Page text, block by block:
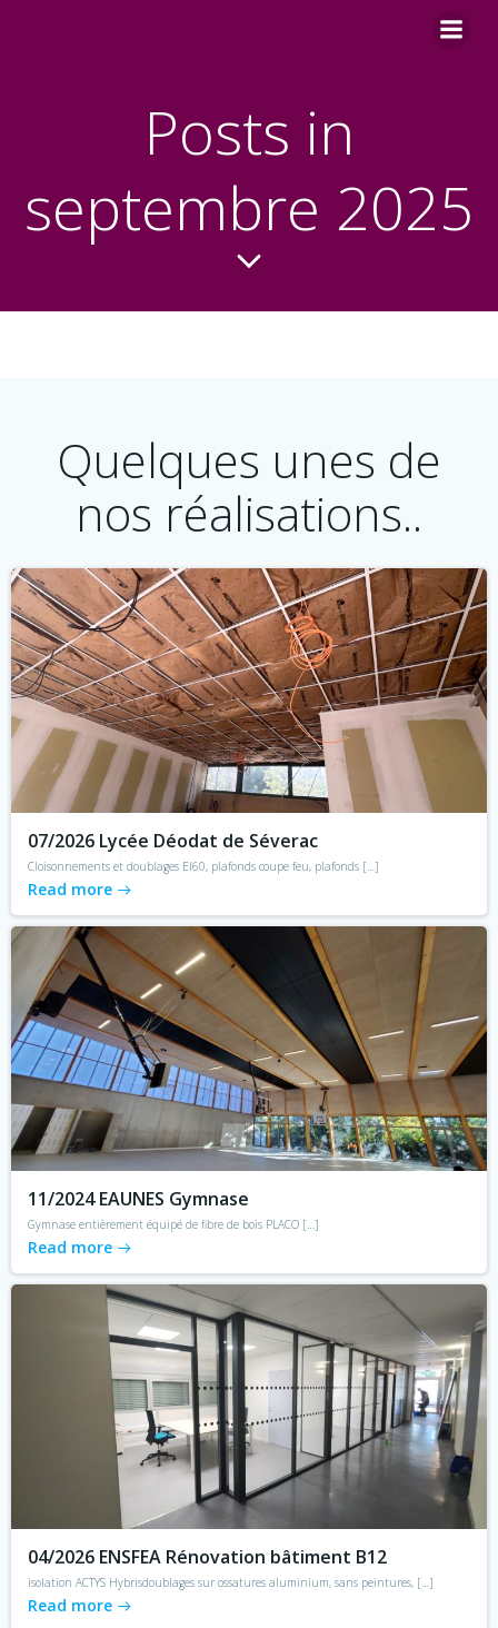
Posts in
septembre 2025
Quelques unes de
nos réalisations..
07/2026 Lycée Déodat de Séverac
Cloisonnements et doublages EI60, plafonds coupe feu, plafonds […]
Read more
11/2024 EAUNES Gymnase
Gymnase entièrement équipé de fibre de bois PLACO […]
Read more
04/2026 ENSFEA Rénovation bâtiment B12
isolation ACTYS Hybrisdoublages sur ossatures aluminium, sans peintures, […]
Read more